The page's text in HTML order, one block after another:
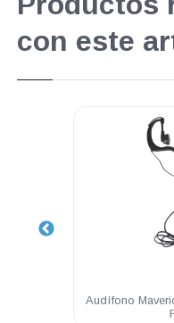
con este
Audífono